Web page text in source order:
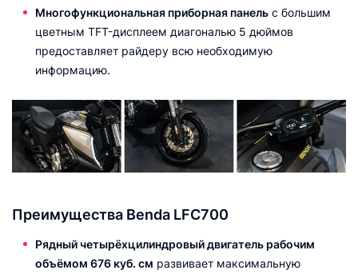
Многофункциональная приборная панель с большим
цветным TFT-дисплеем диагональю 5 дюймов
предоставляет райдеру всю необходимую
информацию.
Преимущества Benda LFC700
Рядный четырёхцилиндровый двигатель рабочим
объёмом 676 куб. см развивает максимальную